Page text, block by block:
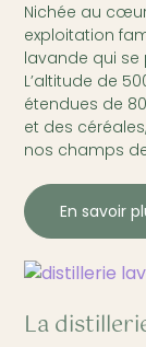
Nichée au
exploitation
lavande qui
L’altitude de
étendues de
et des
nos champs
En savoir
La